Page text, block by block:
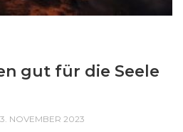
gut für die Seele
NOVEMBER 2023